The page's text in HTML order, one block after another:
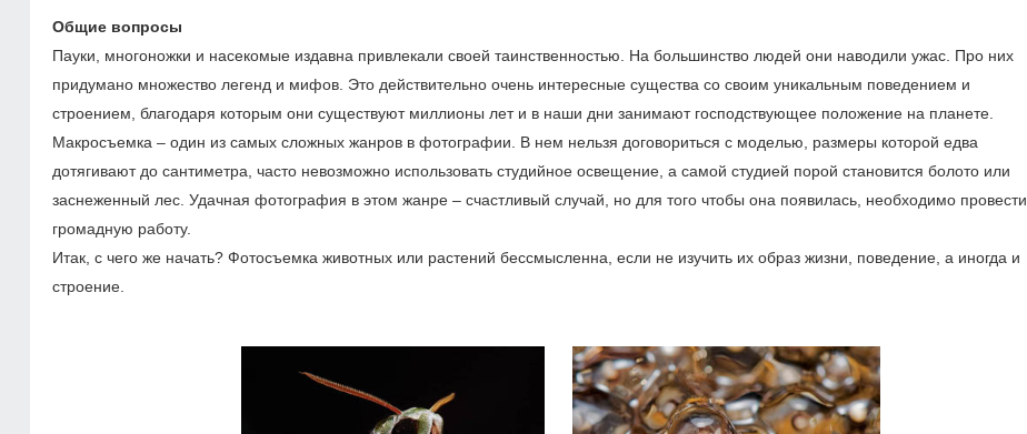
Общие вопросы
Пауки, многоножки и насекомые издавна привлекали своей таинственностью. На большинство людей они наводили ужас. Про них
придумано множество легенд и мифов. Это действительно очень ­интересные существа со своим уникальным поведением и
строением, благодаря которым они существуют миллионы лет и в наши дни занимают господствующее положение на планете.
Макросъемка – один из самых сложных жанров в фотографии. В нем нельзя договориться с моделью, размеры которой едва
дотягивают до сантиметра, часто невозможно использовать студийное освещение, а самой студией порой становится болото или
заснеженный лес. Удачная фотография в этом жанре – счастливый случай, но для того чтобы она появилась, необходимо провести
громадную работу.
Итак, с чего же начать? Фотосъемка животных или растений бессмысленна, если не изучить их образ жизни, поведение, а иногда и
строение.